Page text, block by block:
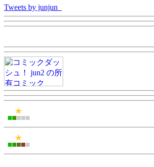
Tweets by junjun_